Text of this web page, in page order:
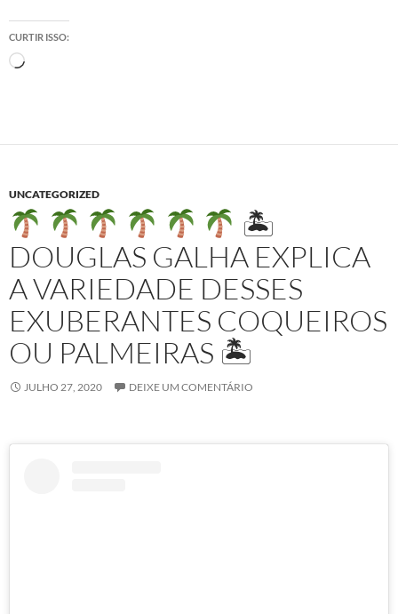
CURTIR ISSO:
Carregando...
UNCATEGORIZED
🏝
DOUGLAS GALHA EXPLICA
A VARIEDADE DESSES
EXUBERANTES COQUEIROS
OU PALMEIRAS 🏝
JULHO 27, 2020 DEIXE UM COMENTÁRIO